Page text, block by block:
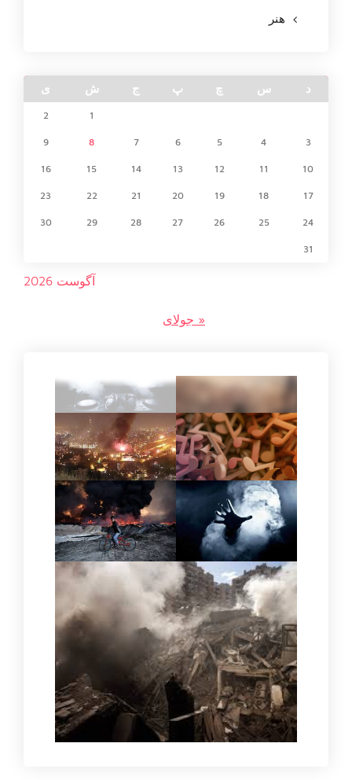
هنر
آگوست 2026
د س چ پ ج ش ی
1
2
3
4
5
6
7
8
9
10
11
12
13
14
15
16
17
18
19
20
21
22
23
24
25
26
27
28
29
30
31
« جولای